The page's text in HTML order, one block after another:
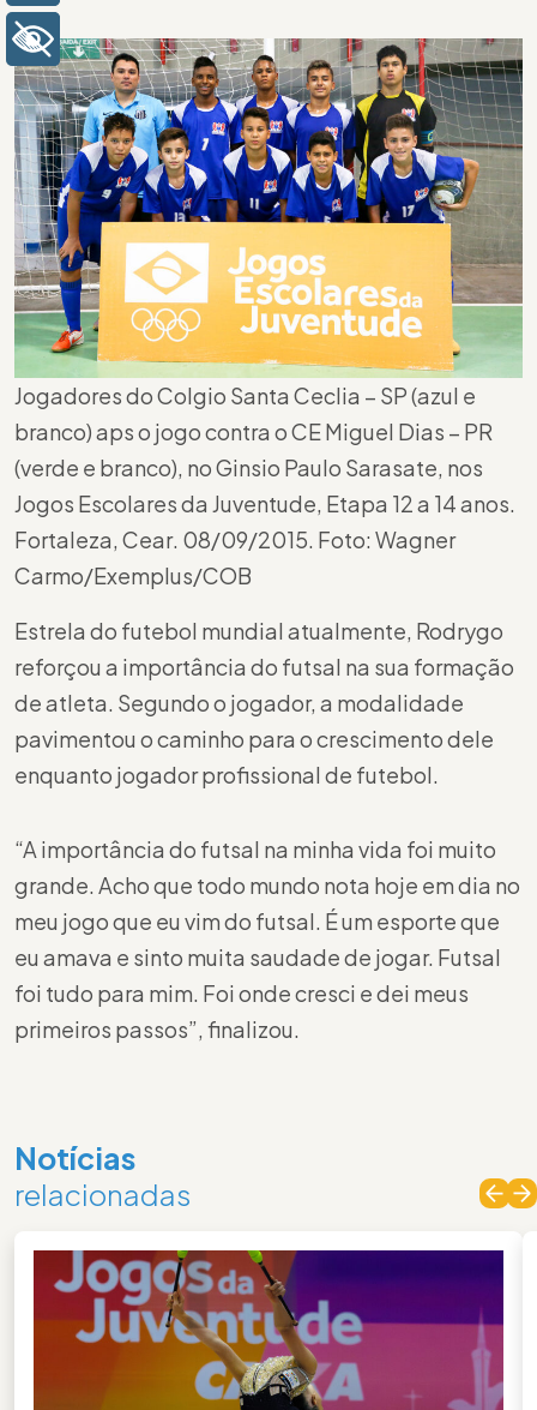
Jogadores do Colgio Santa Ceclia – SP (azul e
branco) aps o jogo contra o CE Miguel Dias – PR
(verde e branco), no Ginsio Paulo Sarasate, nos
Jogos Escolares da Juventude, Etapa 12 a 14 anos.
Fortaleza, Cear. 08/09/2015. Foto: Wagner
Carmo/Exemplus/COB
Estrela do futebol mundial atualmente, Rodrygo
reforçou a importância do futsal na sua formação
de atleta. Segundo o jogador, a modalidade
pavimentou o caminho para o crescimento dele
enquanto jogador profissional de futebol.
“A importância do futsal na minha vida foi muito
grande. Acho que todo mundo nota hoje em dia no
meu jogo que eu vim do futsal. É um esporte que
eu amava e sinto muita saudade de jogar. Futsal
foi tudo para mim. Foi onde cresci e dei meus
primeiros passos”, finalizou.
Notícias
relacionadas
+ Acessibilidade